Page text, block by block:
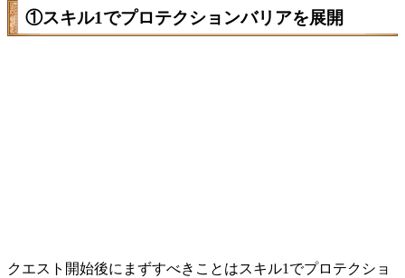
①スキル1でプロテクションバリアを展開
クエスト開始後にまずすべきことはスキル1でプロテクショ